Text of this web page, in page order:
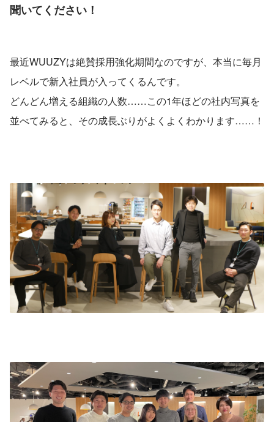
聞いてください！
最近WUUZYは絶賛採用強化期間なのですが、本当に毎月
レベルで新入社員が入ってくるんです。
どんどん増える組織の人数……この1年ほどの社内写真を
並べてみると、その成長ぶりがよくよくわかります……！